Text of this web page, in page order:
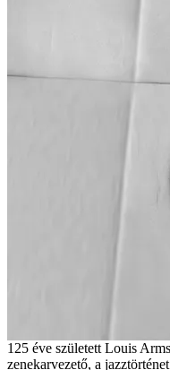
125 éve született Louis
zenekarvezető, a